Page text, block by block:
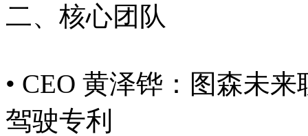
二、核心团队
• CEO 黄泽铧：图森未
驾驶专利